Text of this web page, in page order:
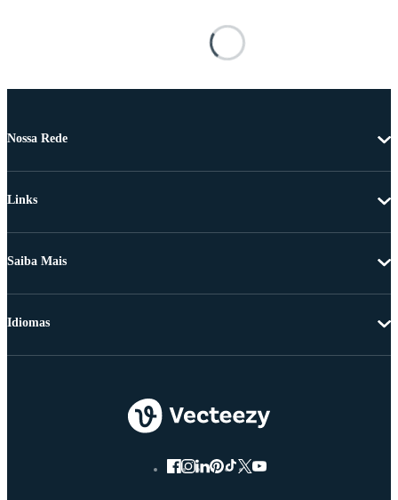
Nossa Rede
Links
Saiba Mais
Idiomas